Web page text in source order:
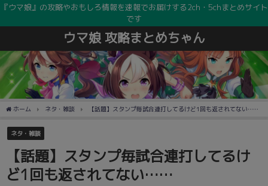
『ウマ娘』の攻略やおもしろ情報を速報でお届けする2ch・5chまとめサイト
です
ウマ娘 攻略まとめちゃん
ホーム ネタ・雑談 【話題】スタンプ毎試合連打してるけど1回も返されてない……
ネタ・雑談
【話題】スタンプ毎試合連打してるけ
ど1回も返されてない……